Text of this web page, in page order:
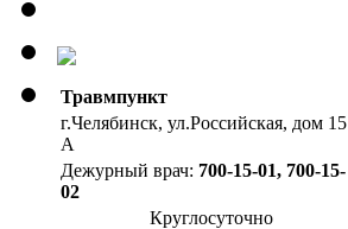
Травмпункт
г.Челябинск, ул.Российская, дом 15
А
Дежурный врач: 700-15-01, 700-15-
02
Круглосуточно